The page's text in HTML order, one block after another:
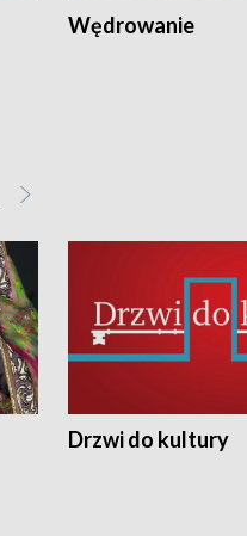
Wędrowanie
Drzwi do kultury